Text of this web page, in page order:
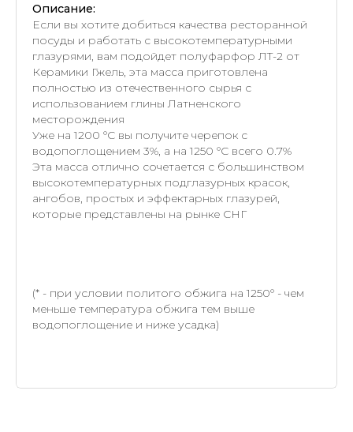
Описание:
Если вы хотите добиться качества ресторанной
посуды и работать с высокотемпературными
глазурями, вам подойдет полуфарфор ЛТ-2 от
Керамики Гжель, эта масса приготовлена
полностью из отечественного сырья с
использованием глины Латненского
месторождения
Уже на 1200 °С вы получите черепок с
водопоглощением 3%, а на 1250 °С всего 0.7%
Эта масса отлично сочетается с большинством
высокотемпературных подглазурных красок,
ангобов, простых и эффектарных глазурей,
которые представлены на рынке СНГ
(* - при условии политого обжига на 1250° - чем
меньше температура обжига тем выше
водопоглощение и ниже усадка)